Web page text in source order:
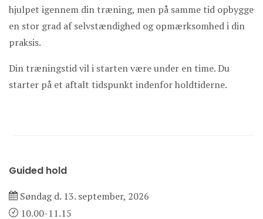
hjulpet igennem din træning, men på samme tid opbygge
en stor grad af selvstændighed og opmærksomhed i din
praksis.
Din træningstid vil i starten være under en time. Du
starter på et aftalt tidspunkt indenfor holdtiderne.
Guided hold
Søndag d. 13. september, 2026
10.00-11.15